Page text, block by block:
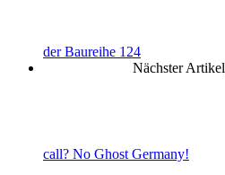
der Baureihe 124
Nächster Artikel
call? No Ghost Germany!